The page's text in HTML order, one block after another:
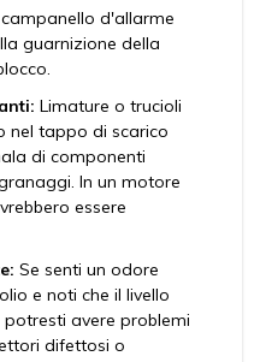
d'allarme
guarnizione della
Limature o trucioli
nel tappo di scarico
di componenti
In un motore
essere
Se senti un odore
e noti che il livello
avere problemi
difettosi o